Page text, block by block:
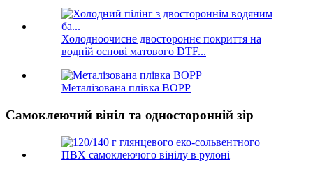
Холодноочисне двостороннє покриття на
водній основі матового DTF...
Металізована плівка BOPP
Самоклеючий вініл та односторонній зір